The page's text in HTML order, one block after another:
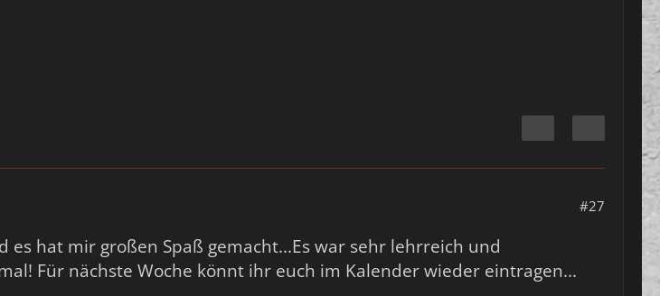
#27
es hat mir großen Spaß gemacht...Es war sehr lehrreich und
Für nächste Woche könnt ihr euch im Kalender wieder eintragen...